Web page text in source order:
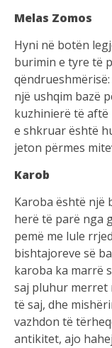
Melas Zomos
Hyni në botën
burimin e tyre të
një ushqim bazë
kuzhinierë të aftë
e shkruar është
jeton përmes
Karob
Karoba është një
herë të parë nga
pemë me lule
bishtajoreve së
karoba ka marrë
saj pluhur merret
të saj, dhe
vazhdon të
antikitet, ajo